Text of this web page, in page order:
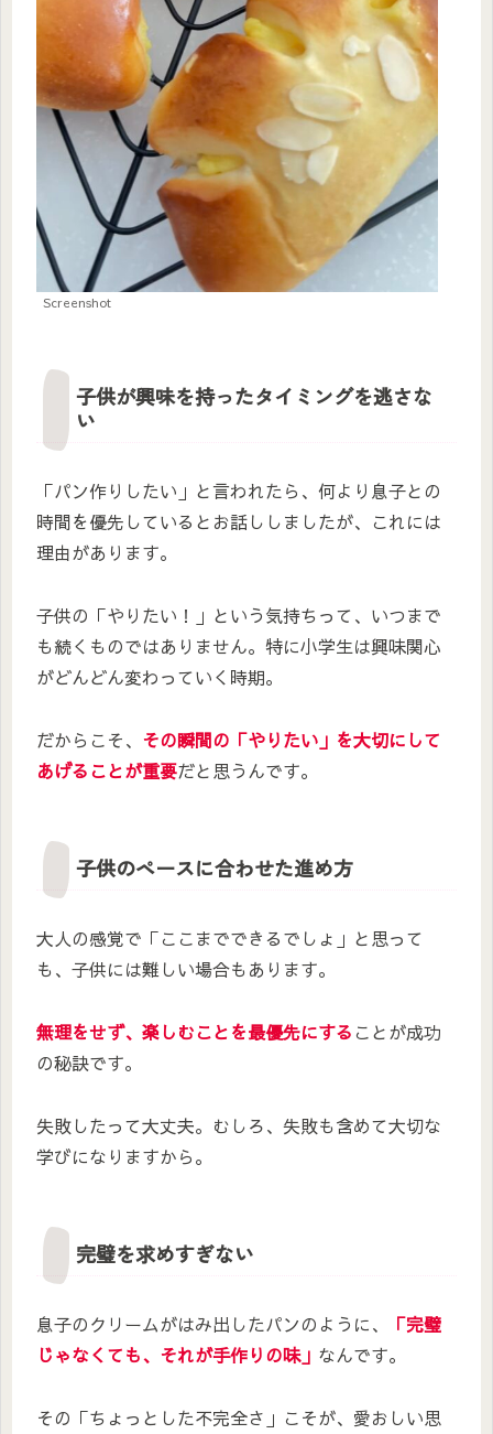
Screenshot
子供が興味を持ったタイミングを逃さな
い
「パン作りしたい」と言われたら、何より息子との
時間を優先しているとお話ししましたが、これには
理由があります。
子供の「やりたい！」という気持ちって、いつまで
も続くものではありません。特に小学生は興味関心
がどんどん変わっていく時期。
だからこそ、 その瞬間の「やりたい」を大切にして
あげることが重要だと思うんです。
子供のペースに合わせた進め方
大人の感覚で「ここまでできるでしょ」と思って
も、子供には難しい場合もあります。
無理をせず、楽しむことを最優先にする ことが成功
の秘訣です。
失敗したって大丈夫。むしろ、失敗も含めて大切な
学びになりますから。
完璧を求めすぎない
息子のクリームがはみ出したパンのように、
「完璧
じゃなくても、それが手作りの味」 なんです。
その「ちょっとした不完全さ」こそが、愛おしい思